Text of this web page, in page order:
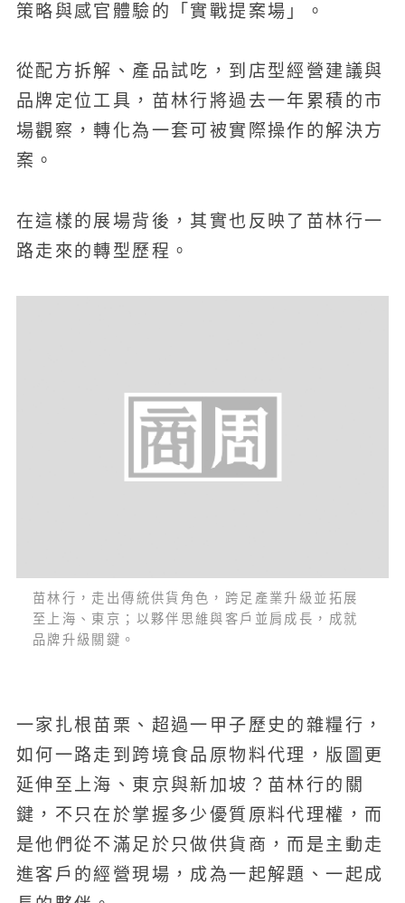
策略與感官體驗的「實戰提案場」。
從配方拆解、產品試吃，到店型經營建議與
品牌定位工具，苗林行將過去一年累積的市
場觀察，轉化為一套可被實際操作的解決方
案。
在這樣的展場背後，其實也反映了苗林行一
路走來的轉型歷程。
苗林行，走出傳統供貨角色，跨足產業升級並拓展
至上海、東京；以夥伴思維與客戶並肩成長，成就
品牌升級關鍵。
一家扎根苗栗、超過一甲子歷史的雜糧行，
如何一路走到跨境食品原物料代理，版圖更
延伸至上海、東京與新加坡？苗林行的關
鍵，不只在於掌握多少優質原料代理權，而
是他們從不滿足於只做供貨商，而是主動走
進客戶的經營現場，成為一起解題、一起成